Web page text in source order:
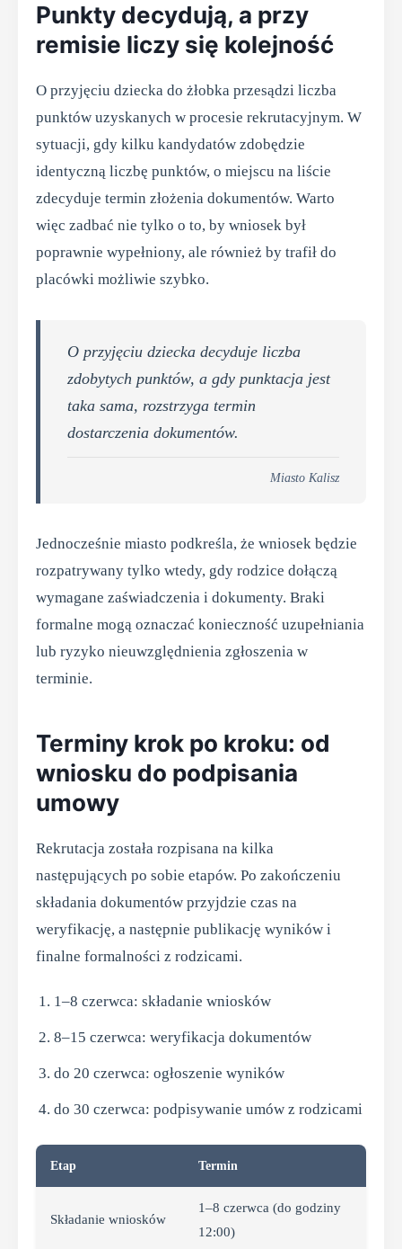
Punkty decydują, a przy
remisie liczy się kolejność
O przyjęciu dziecka do żłobka przesądzi liczba
punktów uzyskanych w procesie rekrutacyjnym. W
sytuacji, gdy kilku kandydatów zdobędzie
identyczną liczbę punktów, o miejscu na liście
zdecyduje termin złożenia dokumentów. Warto
więc zadbać nie tylko o to, by wniosek był
poprawnie wypełniony, ale również by trafił do
placówki możliwie szybko.
O przyjęciu dziecka decyduje liczba
zdobytych punktów, a gdy punktacja jest
taka sama, rozstrzyga termin
dostarczenia dokumentów.
Miasto Kalisz
Jednocześnie miasto podkreśla, że wniosek będzie
rozpatrywany tylko wtedy, gdy rodzice dołączą
wymagane zaświadczenia i dokumenty. Braki
formalne mogą oznaczać konieczność uzupełniania
lub ryzyko nieuwzględnienia zgłoszenia w
terminie.
Terminy krok po kroku: od
wniosku do podpisania
umowy
Rekrutacja została rozpisana na kilka
następujących po sobie etapów. Po zakończeniu
składania dokumentów przyjdzie czas na
weryfikację, a następnie publikację wyników i
finalne formalności z rodzicami.
1–8 czerwca: składanie wniosków
8–15 czerwca: weryfikacja dokumentów
do 20 czerwca: ogłoszenie wyników
do 30 czerwca: podpisywanie umów z rodzicami
Etap Termin
Składanie wniosków
1–8 czerwca (do godziny
12:00)